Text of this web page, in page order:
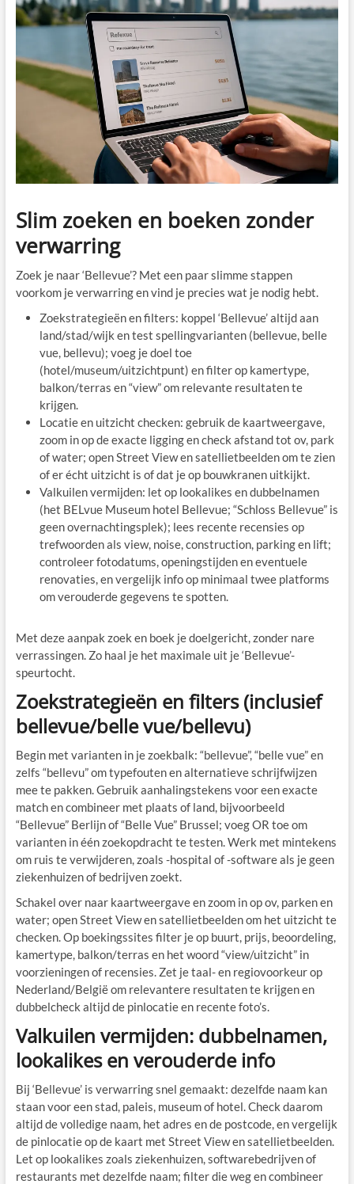
Slim zoeken en boeken zonder
verwarring
Zoek je naar ‘Bellevue’? Met een paar slimme stappen
voorkom je verwarring en vind je precies wat je nodig hebt.
Zoekstrategieën en filters: koppel ‘Bellevue’ altijd aan
land/stad/wijk en test spellingvarianten (bellevue, belle
vue, bellevu); voeg je doel toe
(hotel/museum/uitzichtpunt) en filter op kamertype,
balkon/terras en “view” om relevante resultaten te
krijgen.
Locatie en uitzicht checken: gebruik de kaartweergave,
zoom in op de exacte ligging en check afstand tot ov, park
of water; open Street View en satellietbeelden om te zien
of er écht uitzicht is of dat je op bouwkranen uitkijkt.
Valkuilen vermijden: let op lookalikes en dubbelnamen
(het BELvue Museum hotel Bellevue; “Schloss Bellevue” is
geen overnachtingsplek); lees recente recensies op
trefwoorden als view, noise, construction, parking en lift;
controleer fotodatums, openingstijden en eventuele
renovaties, en vergelijk info op minimaal twee platforms
om verouderde gegevens te spotten.
Met deze aanpak zoek en boek je doelgericht, zonder nare
verrassingen. Zo haal je het maximale uit je ‘Bellevue’-
speurtocht.
Zoekstrategieën en filters (inclusief
bellevue/belle vue/bellevu)
Begin met varianten in je zoekbalk: “bellevue”, “belle vue” en
zelfs “bellevu” om typefouten en alternatieve schrijfwijzen
mee te pakken. Gebruik aanhalingstekens voor een exacte
match en combineer met plaats of land, bijvoorbeeld
“Bellevue” Berlijn of “Belle Vue” Brussel; voeg OR toe om
varianten in één zoekopdracht te testen. Werk met mintekens
om ruis te verwijderen, zoals -hospital of -software als je geen
ziekenhuizen of bedrijven zoekt.
Schakel over naar kaartweergave en zoom in op ov, parken en
water; open Street View en satellietbeelden om het uitzicht te
checken. Op boekingssites filter je op buurt, prijs, beoordeling,
kamertype, balkon/terras en het woord “view/uitzicht” in
voorzieningen of recensies. Zet je taal- en regiovoorkeur op
Nederland/België om relevantere resultaten te krijgen en
dubbelcheck altijd de pinlocatie en recente foto’s.
Valkuilen vermijden: dubbelnamen,
lookalikes en verouderde info
Bij ‘Bellevue’ is verwarring snel gemaakt: dezelfde naam kan
staan voor een stad, paleis, museum of hotel. Check daarom
altijd de volledige naam, het adres en de postcode, en vergelijk
de pinlocatie op de kaart met Street View en satellietbeelden.
Let op lookalikes zoals ziekenhuizen, softwarebedrijven of
restaurants met dezelfde naam; filter die weg en combineer